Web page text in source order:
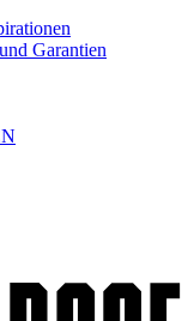
Garantien